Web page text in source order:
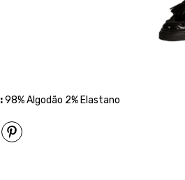
98% Algodão 2% Elastano